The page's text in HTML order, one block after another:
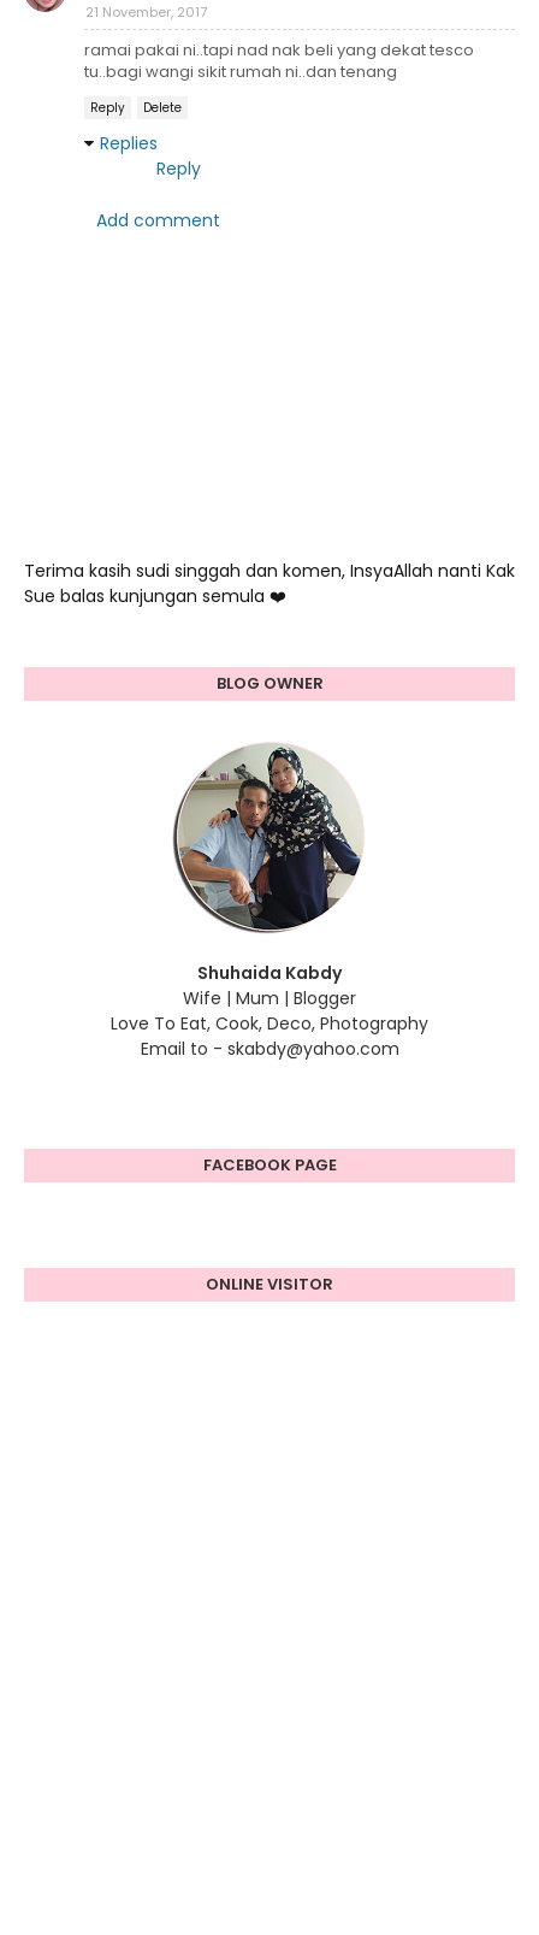
21 November, 2017
ramai pakai ni..tapi nad nak beli yang dekat tesco
tu..bagi wangi sikit rumah ni..dan tenang
Reply Delete
Replies
Reply
Add comment
Terima kasih sudi singgah dan komen, InsyaAllah nanti Kak
Sue balas kunjungan semula ❤️
BLOG OWNER
Shuhaida Kabdy
Wife | Mum | Blogger
Love To Eat, Cook, Deco, Photography
Email to - skabdy@yahoo.com
FACEBOOK PAGE
ONLINE VISITOR